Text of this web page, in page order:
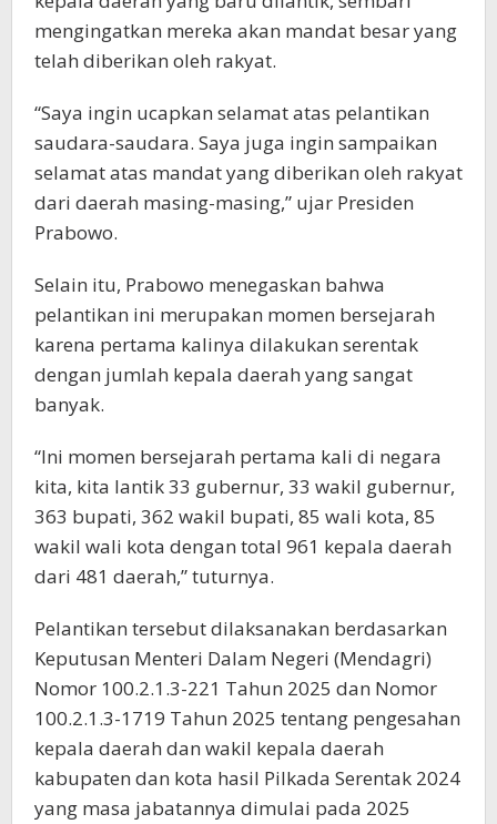
mengingatkan mereka akan mandat besar yang
telah diberikan oleh rakyat.
“Saya ingin ucapkan selamat atas pelantikan
saudara-saudara. Saya juga ingin sampaikan
selamat atas mandat yang diberikan oleh rakyat
dari daerah masing-masing,” ujar Presiden
Prabowo.
Selain itu, Prabowo menegaskan bahwa
pelantikan ini merupakan momen bersejarah
karena pertama kalinya dilakukan serentak
dengan jumlah kepala daerah yang sangat
banyak.
“Ini momen bersejarah pertama kali di negara
kita, kita lantik 33 gubernur, 33 wakil gubernur,
363 bupati, 362 wakil bupati, 85 wali kota, 85
wakil wali kota dengan total 961 kepala daerah
dari 481 daerah,” tuturnya.
Pelantikan tersebut dilaksanakan berdasarkan
Keputusan Menteri Dalam Negeri (Mendagri)
Nomor 100.2.1.3-221 Tahun 2025 dan Nomor
100.2.1.3-1719 Tahun 2025 tentang pengesahan
kepala daerah dan wakil kepala daerah
kabupaten dan kota hasil Pilkada Serentak 2024
yang masa jabatannya dimulai pada 2025